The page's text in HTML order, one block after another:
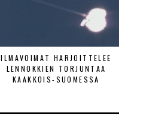
ILMAVOIMAT HARJOITTELEE
LENNOKKIEN TORJUNTAA
KAAKKOIS-SUOMESSA